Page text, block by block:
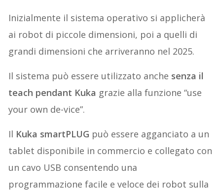
Inizialmente il sistema operativo si applicherà
ai robot di piccole dimensioni, poi a quelli di
grandi dimensioni che arriveranno nel 2025.
Il sistema può essere utilizzato anche senza il
teach pendant Kuka grazie alla funzione “use
your own de-vice”.
Il Kuka smartPLUG può essere agganciato a un
tablet disponibile in commercio e collegato con
un cavo USB consentendo una
programmazione facile e veloce dei robot sulla